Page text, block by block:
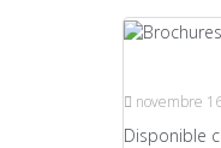
novembre
Disponible